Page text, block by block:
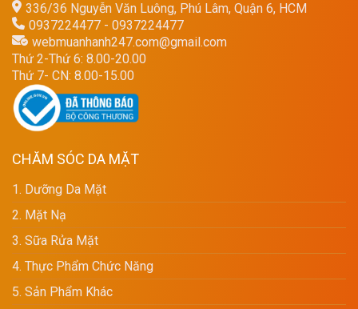
336/36 Nguyễn Văn Luông, Phú Lâm, Quận 6, HCM
0937224477 - 0937224477
webmuanhanh247.com@gmail.com
Thứ 2-Thứ 6: 8.00-20.00
Thứ 7- CN: 8.00-15.00
CHĂM SÓC DA MẶT
1. Dưỡng Da Mặt
2. Mặt Nạ
3. Sữa Rửa Mặt
4. Thực Phẩm Chức Năng
5. Sản Phẩm Khác